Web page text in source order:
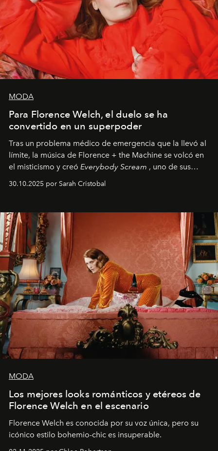
MODA
Para Florence Welch, el duelo se ha
convertido en un superpoder
Tras un problema médico de emergencia que la llevó al
límite, la música de Florence + the Machine se volcó en
el misticismo y creó Everybody Scream , uno de sus
álbumes más profundos hasta la fecha.
30.10.2025 por Sarah Cristobal
MODA
Los mejores looks románticos y etéreos de
Florence Welch en el escenario
Florence Welch es conocida por su voz única, pero su
icónico estilo bohemio-chic es insuperable.